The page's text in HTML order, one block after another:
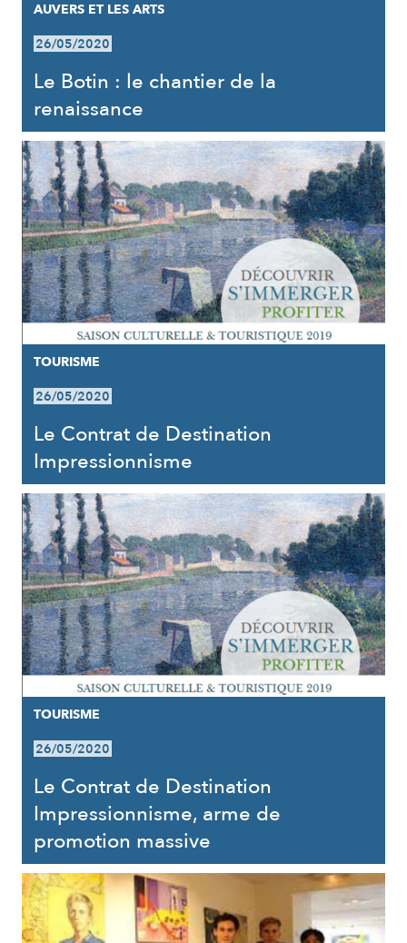
AUVERS ET LES ARTS
26/05/2020
Le Botin : le chantier de la
renaissance
TOURISME
26/05/2020
Le Contrat de Destination
Impressionnisme
TOURISME
26/05/2020
Le Contrat de Destination
Impressionnisme, arme de
promotion massive